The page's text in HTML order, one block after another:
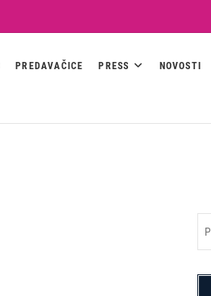
PREDAVAČICE PRESS NOVOSTI